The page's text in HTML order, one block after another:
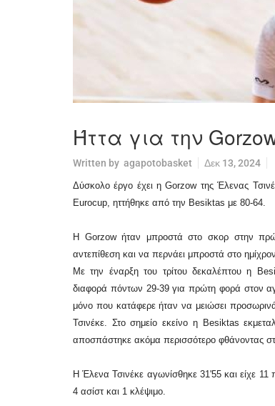
Ήττα για την
Written by agapotobasket Δεκ 13, 2024
Δύσκολο έργο έχει η Gorzow της Έλενας
Eurocup, ηττήθηκε από την Besiktas με 80-64.
Η Gorzow ήταν μπροστά στο σκορ στην
αντεπίθεση και να περνάει μπροστά στο
Με την έναρξη του τρίτου δεκαλέπτου η
διαφορά πόντων 29-39 για πρώτη φορά στον
μόνο που κατάφερε ήταν να μειώσει
Τσινέκε. Στο σημείο εκείνο η Besiktas
αποσπάστηκε ακόμα περισσότερο φθάνοντας
Η Έλενα Τσινέκε αγωνίσθηκε 31'55 και είχε
4 ασίστ και 1 κλέψιμο.